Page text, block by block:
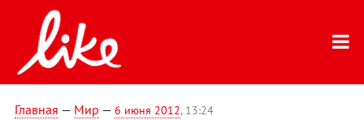
Главная — Мир — 6 июня 2012, 13:24